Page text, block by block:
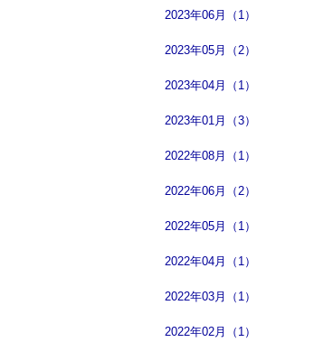
2023年06月（1）
2023年05月（2）
2023年04月（1）
2023年01月（3）
2022年08月（1）
2022年06月（2）
2022年05月（1）
2022年04月（1）
2022年03月（1）
2022年02月（1）